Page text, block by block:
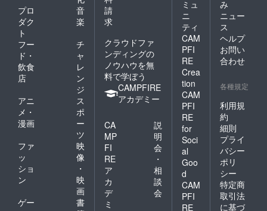
プロ
ダク
ト
音
楽
フー
ド・
飲食
店
チ
ャ
レ
ン
ジ
アニ
メ・
漫画
ス
ポ
ー
ツ
ファ
ッ
ショ
ン
映
像
・
映
画
ゲー
書
請
求
クラウドファ
ンディングの
ノウハウを無
料で学ぼう
CAMPFIRE
アカデミー
CA
MP
FI
RE
ア
カ
デ
ミ
説
明
会
・
相
談
会
ミュ
ニ
ティ
CAM
PFI
RE
Crea
tion
CAM
PFI
RE
for
Soci
al
Goo
d
CAM
PFI
RE
み
ニュー
ス
ヘルプ
お問い
合わせ
各種規定
利用規
約
細則
プライ
バシー
ポリ
シー
特定商
取引法
に基づ